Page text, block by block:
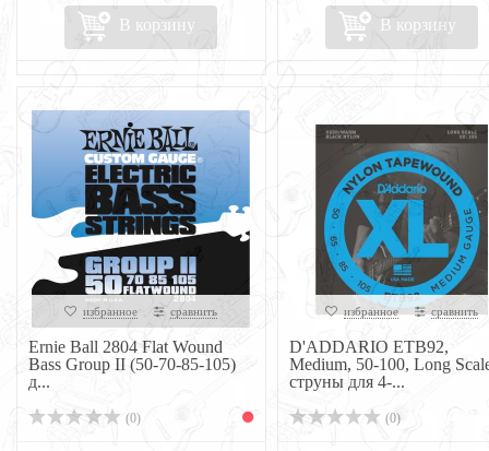
В корзину В корзину
избранное сравнить
Ernie Ball 2804 Flat Wound
Bass Group II (50-70-85-105)
д...
(0)
избранное сравнить
D'ADDARIO ETB92,
Medium, 50-100, Long
струны для 4-...
(0)